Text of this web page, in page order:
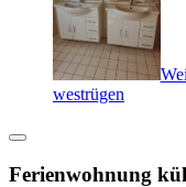
westrügen
Ferienwohnung